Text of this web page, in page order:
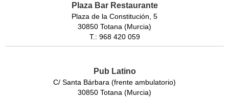
Plaza Bar Restaurante
Plaza de la Constitución, 5
30850 Totana (Murcia)
T.: 968 420 059
Pub Latino
C/ Santa Bárbara (frente ambulatorio)
30850 Totana (Murcia)